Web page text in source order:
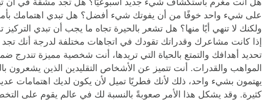
هل أنت مغرم باستكشاف شيء جديد أسبوعيًا؟ هل تجد مشقة في أن
على شيء واحد خوفًا من أن يفوتك شيء أفضل؟ هل تبدي اهتمامك
ولكنك لا تنهي أيًا منها؟ هل تشعر بالحيرة تجاه ما يجب أن تبدي التركيز
إذا كانت مشاعرك وقدراتك تقودك في اتجاهات مختلفة لدرجة أنك
تحديد أهدافك والتمتع بالحياة التي تريدها، أنت شخصية مميزة تندرج
المواهب والقدرات. أنت تتميز عن الأشخاص التقليدين الذين يشعرون
يهتمون بشيء واحد، ذلك لأنك فطريًا تميل لأن يكون لديك اهتمامات
كثيرة. وقد يشكل هذا الأمر صعوبةً بالنسبة لك في عالم يقوم على